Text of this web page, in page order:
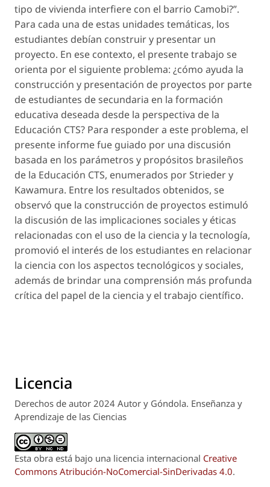
tipo de vivienda interfiere con el barrio Camobi?”.
Para cada una de estas unidades temáticas, los
estudiantes debían construir y presentar un
proyecto. En ese contexto, el presente trabajo se
orienta por el siguiente problema: ¿cómo ayuda la
construcción y presentación de proyectos por parte
de estudiantes de secundaria en la formación
educativa deseada desde la perspectiva de la
Educación CTS? Para responder a este problema, el
presente informe fue guiado por una discusión
basada en los parámetros y propósitos brasileños
de la Educación CTS, enumerados por Strieder y
Kawamura. Entre los resultados obtenidos, se
observó que la construcción de proyectos estimuló
la discusión de las implicaciones sociales y éticas
relacionadas con el uso de la ciencia y la tecnología,
promovió el interés de los estudiantes en relacionar
la ciencia con los aspectos tecnológicos y sociales,
además de brindar una comprensión más profunda
crítica del papel de la ciencia y el trabajo científico.
Licencia
Derechos de autor 2024 Autor y Góndola. Enseñanza y
Aprendizaje de las Ciencias
Esta obra está bajo una licencia internacional Creative
Commons Atribución-NoComercial-SinDerivadas 4.0.